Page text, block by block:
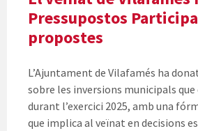
Pressupostos
propostes
L’Ajuntament de Vilafamés ha
sobre les inversions municipals que
durant l’exercici 2025, amb una
que implica al veïnat en decisions